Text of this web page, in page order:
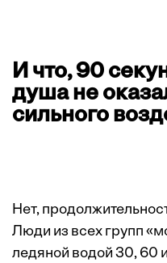
И что, 90
душа не
сильного
Нет,
Люди из всех групп
ледяной водой 30, 60